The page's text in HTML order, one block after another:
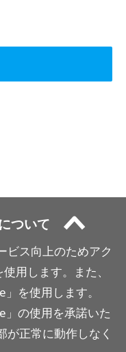
プ ホーム
について
ビス向上のためアク
用します。また、
を使用します。
」の使用を承諾いた
が正常に動作しなく